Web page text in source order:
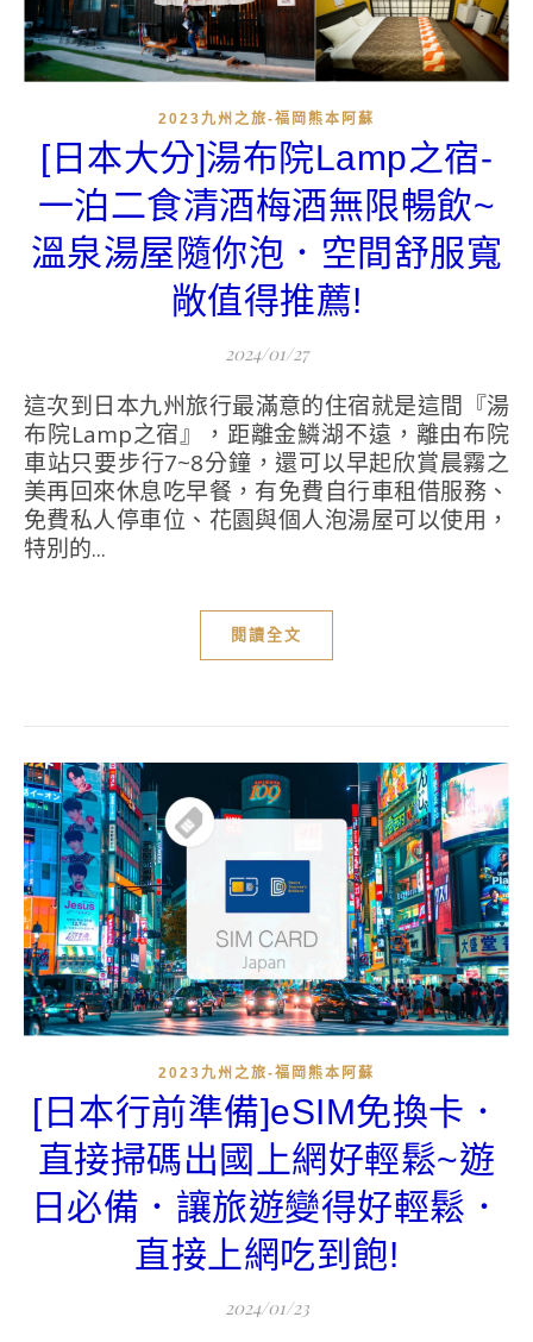
2023九州之旅-福岡熊本阿蘇
[日本大分]湯布院Lamp之宿-
一泊二食清酒梅酒無限暢飲~
溫泉湯屋隨你泡．空間舒服寬
敞值得推薦!
2024/01/27
這次到日本九州旅行最滿意的住宿就是這間『湯
布院Lamp之宿』，距離金鱗湖不遠，離由布院
車站只要步行7~8分鐘，還可以早起欣賞晨霧之
美再回來休息吃早餐，有免費自行車租借服務、
免費私人停車位、花園與個人泡湯屋可以使用，
特別的...
閱讀全文
2023九州之旅-福岡熊本阿蘇
[日本行前準備]eSIM免換卡．
直接掃碼出國上網好輕鬆~遊
日必備．讓旅遊變得好輕鬆．
直接上網吃到飽!
2024/01/23